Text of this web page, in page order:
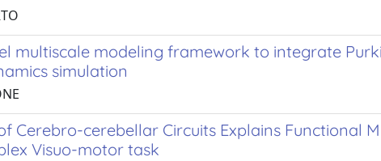
multiscale modeling framework to integrate
simulation
Cerebro-cerebellar Circuits Explains Functional
Visuo-motor task